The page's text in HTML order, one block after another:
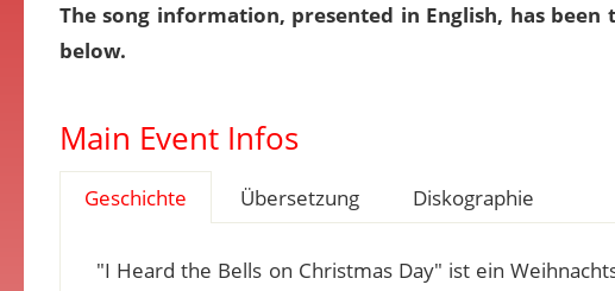
The song information, presented in English, has
below.
Main Event Infos
Geschichte Übersetzung Diskographie
"I Heard the Bells on Christmas Day" ist ein